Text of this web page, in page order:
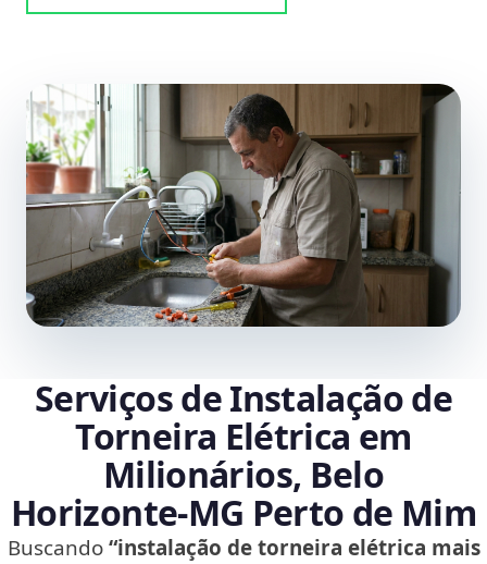
Serviços de Instalação de
Torneira Elétrica em
Milionários, Belo
Horizonte‑MG Perto de Mim
Buscando“instalação de torneira elétrica mais